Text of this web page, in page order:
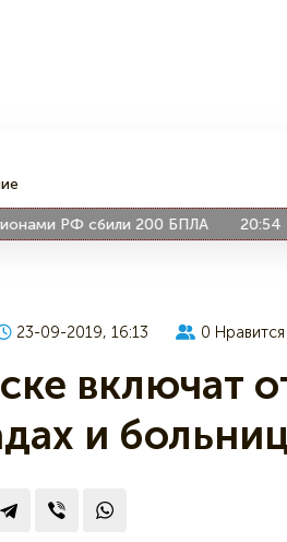
РФ сбили 200 БПЛА 20:54 В
23-09-2019, 16:13 0 Нравится
включат
и